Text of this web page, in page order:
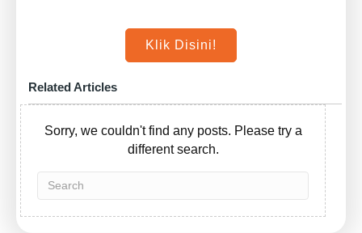
Klik Disini!
Related Articles
Sorry, we couldn't find any posts. Please try a
different search.